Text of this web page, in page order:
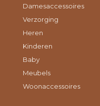
Damesaccessoires
Verzorging
Heren
Kinderen
Baby
Meubels
Woonaccessoires